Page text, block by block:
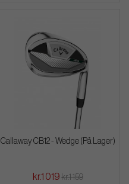
Callaway CB12 - Wedge (På Lager)
kr.1 019 kr.1 159